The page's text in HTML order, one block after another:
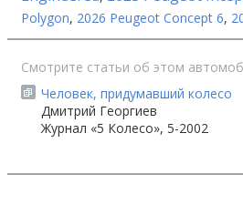
Polygon, 2026 Peugeot Concept 6,
Смотрите статьи об этом
Человек, придумавший колесо
Дмитрий Георгиев
Журнал «5 Колесо», 5-2002